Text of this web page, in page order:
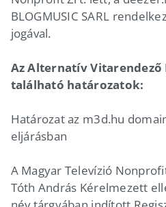
BLOGMUSIC SARL
jogával.
Az Alternatív
található határozatok:
Határozat az m3d.hu
eljárásban
A Magyar Televízió
Tóth András Kérelmezett